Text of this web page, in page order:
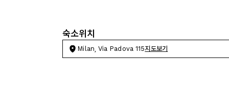
숙소위치
Milan, Via Padova 115지도보기